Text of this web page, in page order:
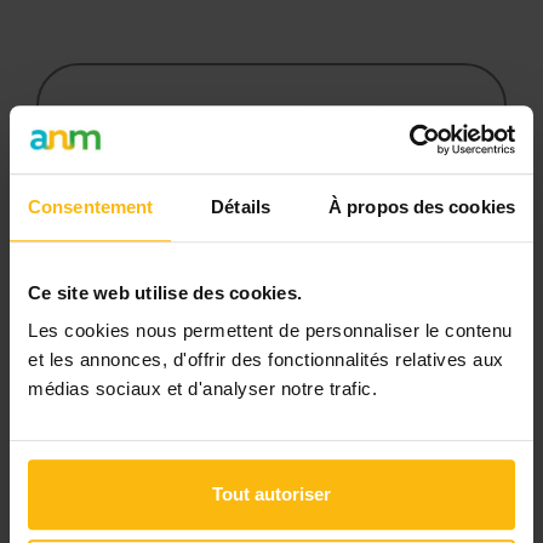
Consentement Détails À propos des cookies
Ce site web utilise des cookies.
Les cookies nous permettent de personnaliser le contenu
et les annonces, d'offrir des fonctionnalités relatives aux
médias sociaux et d'analyser notre trafic.
Tout autoriser
Cet article est réservé aux
un accès complet à des ressources
pour gérer efficacement votre ASBL.
Avec votre abonnement, vous
bénéficiez de :
contenus du site
des articles, dossiers et conseils
pratiques régulièrement mis à jour